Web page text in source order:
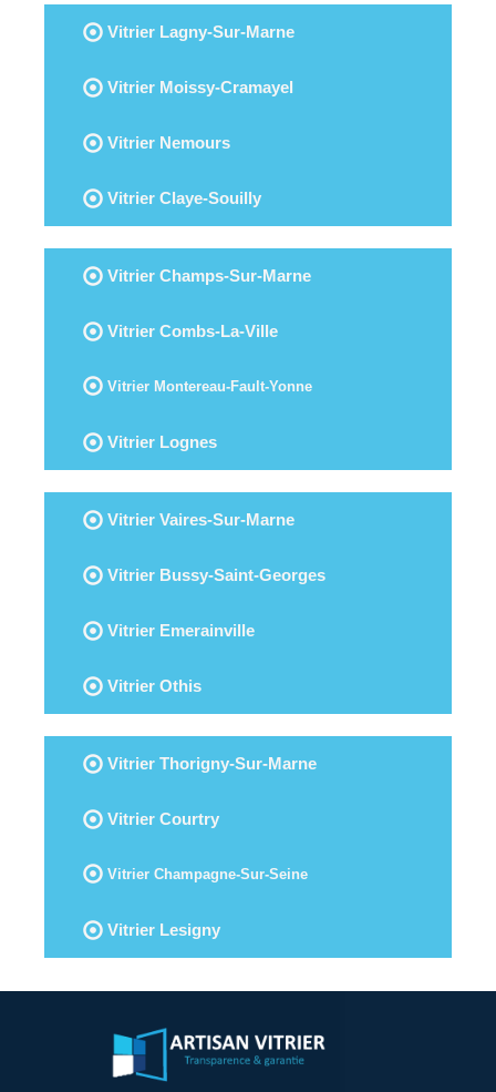
Vitrier Lagny-Sur-Marne
Vitrier Moissy-Cramayel
Vitrier Nemours
Vitrier Claye-Souilly
Vitrier Champs-Sur-Marne
Vitrier Combs-La-Ville
Vitrier Montereau-Fault-Yonne
Vitrier Lognes
Vitrier Vaires-Sur-Marne
Vitrier Bussy-Saint-Georges
Vitrier Emerainville
Vitrier Othis
Vitrier Thorigny-Sur-Marne
Vitrier Courtry
Vitrier Champagne-Sur-Seine
Vitrier Lesigny